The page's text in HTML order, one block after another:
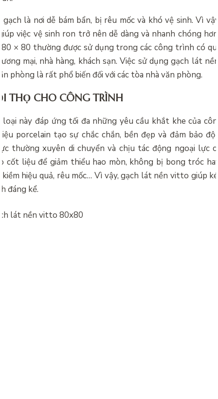
là nơi dễ bám bẩn, bị rêu mốc và khó vệ sinh. Vì
việc vệ sinh ron trở nên dễ dàng và nhanh chóng
× 80 thường được sử dụng trong các công trình có
mại, nhà hàng, khách sạn. Việc sử dụng gạch lát
phòng là rất phổ biến đối với các tòa nhà văn phòng.
THỌ CHO CÔNG TRÌNH
này đáp ứng tối đa những yêu cầu khắt khe của
porcelain tạo sự chắc chắn, bền đẹp và đảm bảo độ
thường xuyên di chuyển và chịu tác động ngoại lực
cốt liệu để giảm thiểu hao mòn, không bị bong tróc
hiệu quả, rêu mốc… Vì vậy, gạch lát nền vitto giúp
đáng kể.